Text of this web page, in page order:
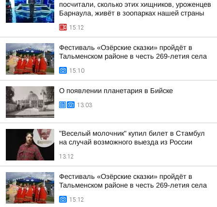
посчитали, сколько этих хищников, уроженцев
Барнаула, живёт в зоопарках нашей страны
15:12
Фестиваль «Озёрские сказки» пройдёт в
Тальменском районе в честь 269-летия села
15:10
О появлении планетария в Бийске
13:03
"Веселый молочник" купил билет в Стамбул
на случай возможного выезда из России
13:12
Фестиваль «Озёрские сказки» пройдёт в
Тальменском районе в честь 269-летия села
15:12